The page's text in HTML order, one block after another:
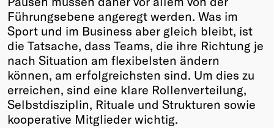
Führungsebene angeregt werden. Was im
Sport und im Business aber gleich bleibt, ist
die Tatsache, dass Teams, die ihre Richtung je
nach Situation am flexibelsten ändern
können, am erfolgreichsten sind. Um dies zu
erreichen, sind eine klare Rollenverteilung,
Selbstdisziplin, Rituale und Strukturen sowie
kooperative Mitglieder wichtig.